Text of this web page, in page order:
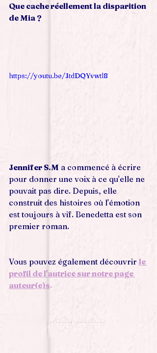
Que cache réellement la disparition
de Mia ?
https://youtu.be/JtdDQYvwtl8
Jennifer S.M a commencé à écrire
pour donner une voix à ce qu'elle ne
pouvait pas dire. Depuis, elle
construit des histoires où l'émotion
est toujours à vif. Benedetta est son
premier roman.
Vous pouvez également découvrir le
profil de l'autrice sur notre page
auteur(e)s.